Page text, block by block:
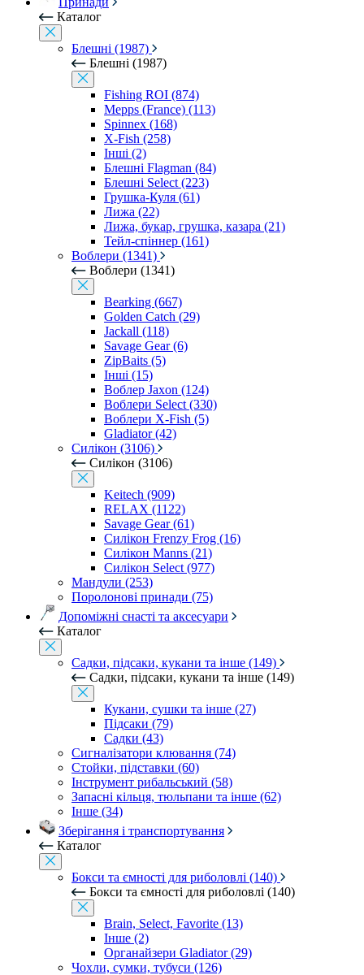
Каталог
Блешні (1987)
Блешні (1987)
Fishing ROI (874)
Mepps (France) (113)
Spinnex (168)
X-Fish (258)
Інші (2)
Блешні Flagman (84)
Блешні Select (223)
Грушка-Куля (61)
Лижа (22)
Лижа, букар, грушка, казара (21)
Тейл-спіннер (161)
Воблери (1341)
Воблери (1341)
Bearking (667)
Golden Catch (29)
Jackall (118)
Savage Gear (6)
ZipBaits (5)
Інші (15)
Воблер Jaxon (124)
Воблери Select (330)
Воблери X-Fish (5)
Gladiator (42)
Силікон (3106)
Силікон (3106)
Keitech (909)
RELAX (1122)
Savage Gear (61)
Силікон Frenzy Frog (16)
Силікон Manns (21)
Силікон Select (977)
Мандули (253)
Поролонові принади (75)
Допоміжні снасті та аксесуари
Каталог
Садки, підсаки, кукани та інше (149)
Садки, підсаки, кукани та інше (149)
Кукани, сушки та інше (27)
Підсаки (79)
Садки (43)
Сигналізатори клювання (74)
Стойки, підставки (60)
Інструмент рибальський (58)
Запасні кільця, тюльпани та інше (62)
Інше (34)
Зберігання і транспортування
Каталог
Бокси та ємності для риболовлі (140)
Бокси та ємності для риболовлі (140)
Brain, Select, Favorite (13)
Інше (2)
Органайзери Gladiator (29)
Чохли, сумки, тубуси (126)